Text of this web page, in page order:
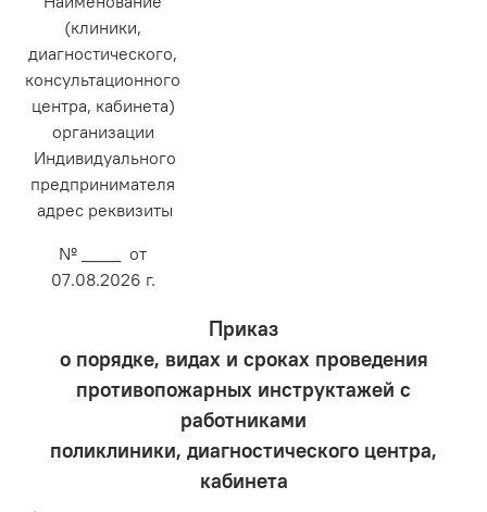
(клиники,
диагностического,
консультационного
центра, кабинета)
организации
Индивидуального
предпринимателя
адрес реквизиты
№ ____ от
07.08.2026 г.
Приказ
о порядке, видах и сроках проведения
противопожарных инструктажей с
работниками
поликлиники, диагностического центра,
кабинета